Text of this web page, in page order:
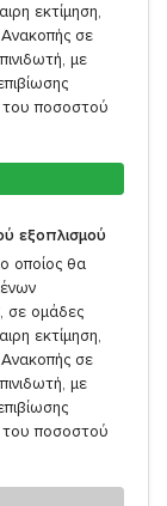
εκτίμηση,
Ανακοπής σε
με
του ποσοστού
εξοπλισμού
οποίος θα
σε ομάδες
εκτίμηση,
Ανακοπής σε
με
του ποσοστού